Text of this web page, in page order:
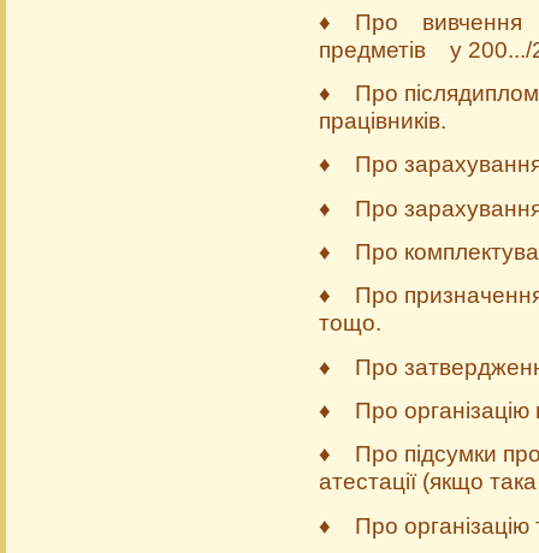
♦ Про вивчення
предметів у 200.../
♦ Про
працівників.
♦ Про зарахування
♦ Про зарахування
♦ Про
♦ Про призначення
тощо.
♦ Про
♦ Про організацію
♦ Про підсумки
атестації (якщо
♦ Про організацію